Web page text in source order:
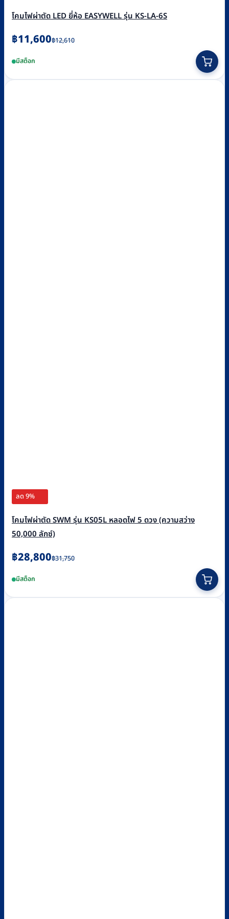
โคมไฟผ่าตัด LED ยี่ห้อ EASYWELL รุ่น KS-LA-6S
฿12,610
Original
was:
฿12,610.
฿11,600
Current
is:
฿11,600.
มีสต็อก
ลด 9%
โคมไฟผ่าตัด SWM รุ่น KS05L หลอดไฟ 5 ดวง (ความสว่าง
50,000 ลักซ์)
฿31,750
Original
was:
฿31,750.
฿28,800
Current
is:
฿28,800.
มีสต็อก